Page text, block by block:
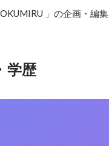
」の企画・編集
学歴